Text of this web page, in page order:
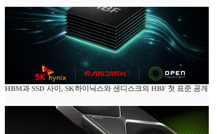
HBM과 SSD 사이, SK하이닉스와 샌디스크의 HBF 첫 표준 공개